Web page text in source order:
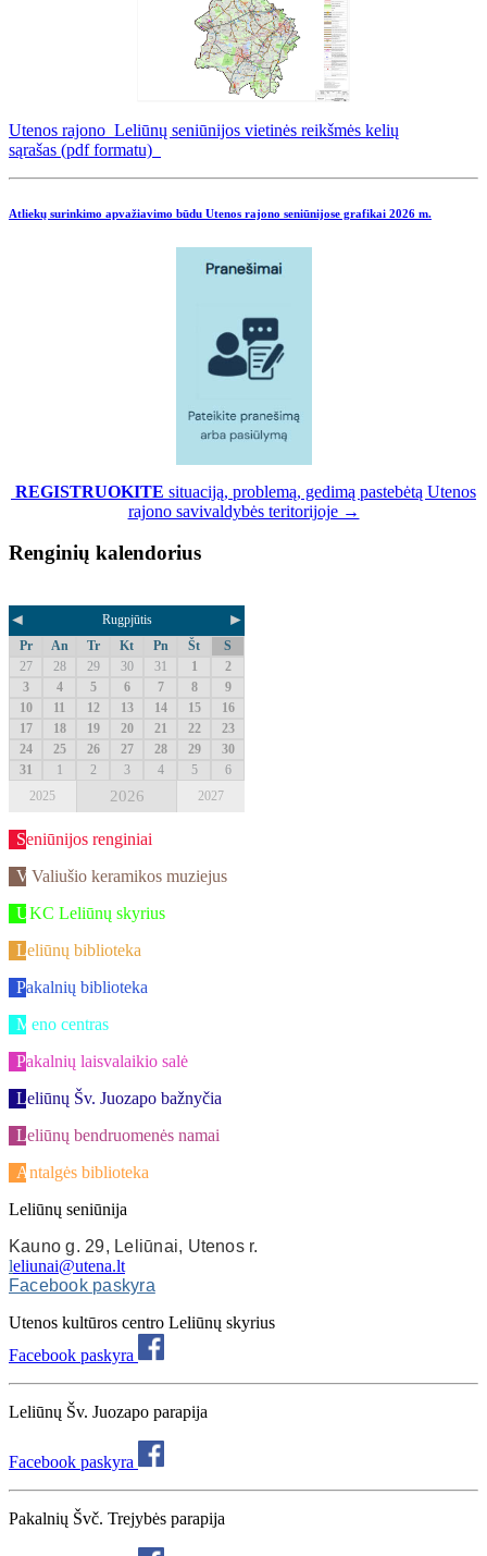
Utenos rajono Leliūnų seniūnijos vietinės reikšmės kelių
sąrašas (pdf formatu)
Atliekų surinkimo apvažiavimo būdu Utenos rajono seniūnijose grafikai 2026 m.
REGISTRUOKITE situaciją, problemą, gedimą pastebėtą Utenos
rajono savivaldybės teritorijoje →
Renginių kalendorius
◄ Rugpjūtis ►
Pr An Tr Kt Pn Št
S
27
28 29 30 31 1
2
3
4 5 6 7 8
9
10
11 12 13 14 15
16
17
18 19 20 21 22
23
24
25 26 27 28 29
30
31
1 2 3 4 5
6
2025
2026 2027
Seniūnijos renginiai
V.Valiušio keramikos muziejus
UKC Leliūnų skyrius
Leliūnų biblioteka
Pakalnių biblioteka
Meno centras
Pakalnių laisvalaikio salė
Leliūnų Šv. Juozapo bažnyčia
Leliūnų bendruomenės namai
Antalgės biblioteka
Leliūnų seniūnija
Kauno g. 29, Leliūnai, Utenos r.
leliunai@utena.lt
Facebook paskyra
Utenos kultūros centro Leliūnų skyrius
Facebook paskyra
Leliūnų Šv. Juozapo parapija
Facebook paskyra
Pakalnių Švč. Trejybės parapija